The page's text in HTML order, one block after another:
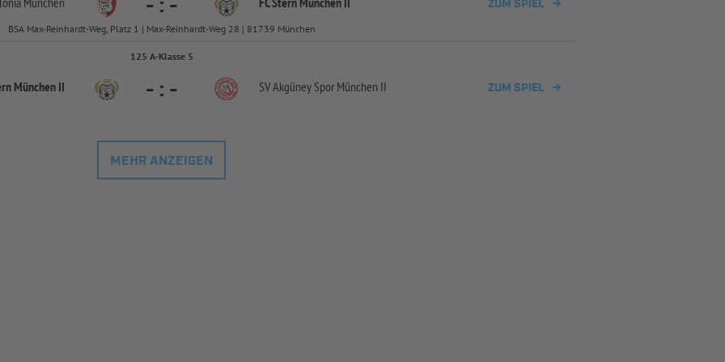
- : - ZUM SPIEL
BSA Max-Reinhardt-Weg, Platz 1 | Max-Reinhardt-Weg 28 | 81739 München
125 A-Klasse 5
München II - : - SV Akgüney Spor München II ZUM SPIEL
MEHR ANZEIGEN